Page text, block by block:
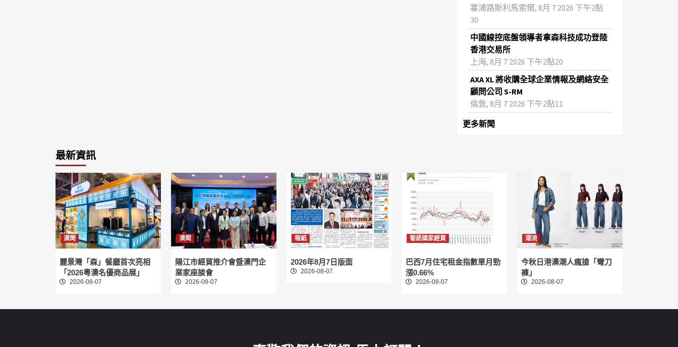
塞浦路斯利馬索爾, 8月 7 2026 下午2點
30
中國線控底盤領導者拿森科技成功登陸
香港交易所
上海, 8月 7 2026 下午2點20
AXA XL 將收購全球企業情報及網絡安全
顧問公司 S-RM
倫敦, 8月 7 2026 下午2點11
更多新聞
最新資訊
澳聞
麗景灣「森」餐廳首次亮相
「2026粵澳名優商品展」
2026-08-07
澳聞
陽江市經貿推介會暨澳門企
業家座談會
2026-08-07
報紙
2026年8月7日版面
2026-08-07
葡語國家經貿
巴西7月住宅租金指數單月勁
漲0.66%
2026-08-07
潮流
今秋日港澳潮人瘋搶「彎刀
褲」
2026-08-07